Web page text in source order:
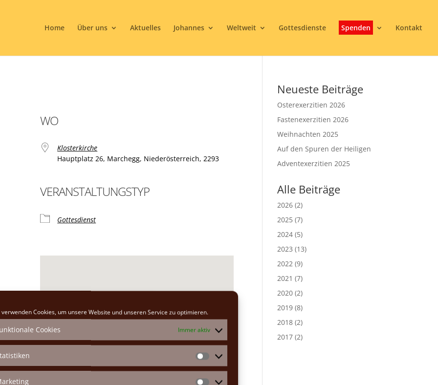
verwenden Cookies, um unsere Website und unseren Service zu optimieren.
Cookies Immer aktiv
Statistiken
Home Über uns Aktuelles Johannes Weltweit Gottesdienste Spenden Kontakt
WO
Klosterkirche
Hauptplatz 26, Marchegg, Niederösterreich, 2293
VERANSTALTUNGSTYP
Gottesdienst
Hauptplatz 26 - Marchegg
Neueste Beiträge
Osterexerzitien 2026
Fastenexerzitien 2026
Weihnachten 2025
Auf den Spuren der Heiligen
Adventexerzitien 2025
Alle Beiträge
2026 (2)
2025 (7)
2024 (5)
2023 (13)
2022 (9)
2021 (7)
2020 (2)
2019 (8)
2018 (2)
2017 (2)